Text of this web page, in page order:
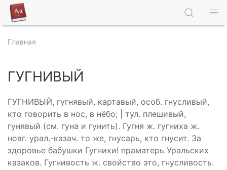
Главная
ГУГНИВЫЙ
ГУГНИВЫЙ, гугнявый, картавый, особ. гнусливый,
кто говорить в нос, в нёбо; | тул. плешивый,
гунявый (см. гуна и гунить). Гугня ж. гугниха ж.
новг. урал.-казач. то же, гнусарь, кто гнусит. За
здоровье бабушки Гугнихи! праматерь Уральских
казаков. Гугнивость ж. свойство это, гнусливость.